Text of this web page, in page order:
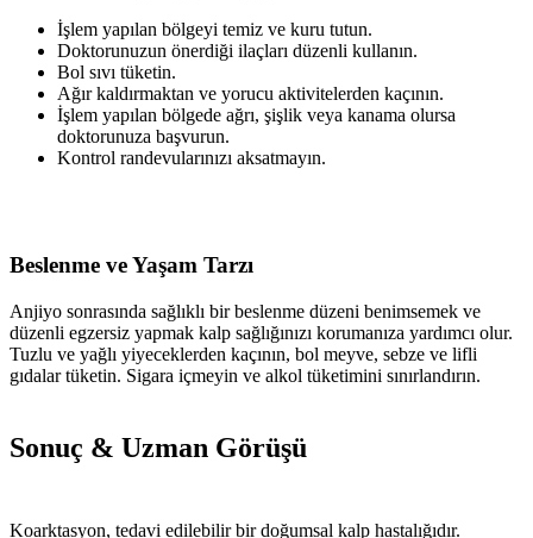
İşlem yapılan bölgeyi temiz ve kuru tutun.
Doktorunuzun önerdiği ilaçları düzenli kullanın.
Bol sıvı tüketin.
Ağır kaldırmaktan ve yorucu aktivitelerden kaçının.
İşlem yapılan bölgede ağrı, şişlik veya kanama olursa
doktorunuza başvurun.
Kontrol randevularınızı aksatmayın.
Beslenme ve Yaşam Tarzı
Anjiyo sonrasında sağlıklı bir beslenme düzeni benimsemek ve
düzenli egzersiz yapmak kalp sağlığınızı korumanıza yardımcı olur.
Tuzlu ve yağlı yiyeceklerden kaçının, bol meyve, sebze ve lifli
gıdalar tüketin. Sigara içmeyin ve alkol tüketimini sınırlandırın.
Sonuç & Uzman Görüşü
Koarktasyon, tedavi edilebilir bir doğumsal kalp hastalığıdır.